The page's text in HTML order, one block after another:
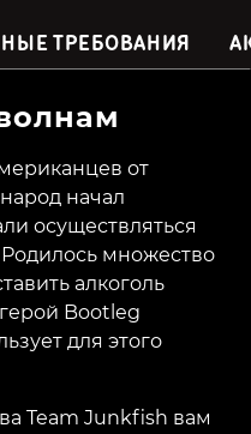
ТРЕБОВАНИЯ
от
начал
осуществляться
множество
алкоголь
Bootleg
для этого
Team Junkfish вам